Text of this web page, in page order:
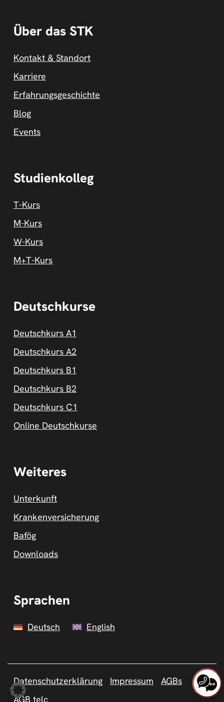
Über das STK
Kontakt & Standort
Karriere
Erfahrungsgeschichte
Blog
Events
Studienkolleg
T-Kurs
M-Kurs
W-Kurs
M+T-Kurs
Deutschkurse
Deutschkurs A1
Deutschkurs A2
Deutschkurs B1
Deutschkurs B2
Deutschkurs C1
Online Deutschkurse
Weiteres
Unterkunft
Krankenversicherung
Bafög
Downloads
Sprachen
Deutsch English
Datenschutzerklärung Impressum
AGBs
AGB telc